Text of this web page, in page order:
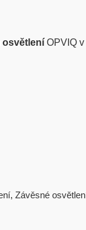
OPVIQ v
, Závěsné